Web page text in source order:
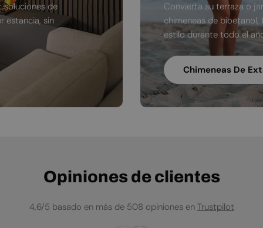
soluciones de
estancia, sin
Convierta su terraza o
chimeneas de
estilo durante todo el
Chimeneas De
Opiniones de clientes
4,6/5 basado en más de 508 opiniones en Trustpilot